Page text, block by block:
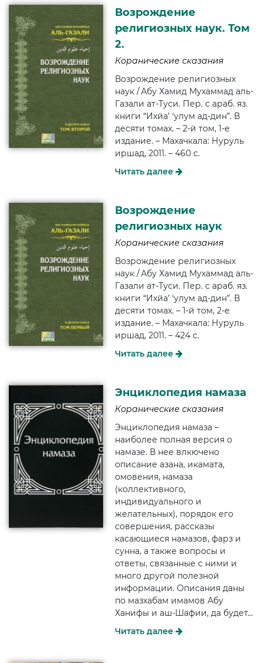
Возрождение
религиозных наук. Том
2.
Коранические сказания
Возрождение религиозных
наук / Абу Хамид Мухаммад аль-
Газали ат-Туси. Пер. с араб. яз.
книги “Ихйа’ ‘улум ад-дин”. В
десяти томах. – 2-й том, 1-е
издание. – Махачкала: Нуруль
иршад, 2011. – 460 с.
Читать далее
Возрождение
религиозных наук
Коранические сказания
Возрождение религиозных
наук / Абу Хамид Мухаммад аль-
Газали ат-Туси. Пер. с араб. яз.
книги “Ихйа’ ‘улум ад-дин”. В
десяти томах. – 1-й том, 2-е
издание. – Махачкала: Нуруль
иршад, 2011. – 424 с.
Читать далее
Энциклопедия намаза
Коранические сказания
Энциклопедия намаза –
наиболее полная версия о
намазе. В нее влкючено
описание азана, икамата,
омовения, намаза
(коллективного,
индивидуального и
желательных), порядок его
совершения, рассказы
касающиеся намазов, фарз и
сунна, а также вопросы и
ответы, связанные с ними и
много другой полезной
информации. Описания даны
по мазхабам имамов Абу
Ханифы и аш-Шафии, да будет...
Читать далее